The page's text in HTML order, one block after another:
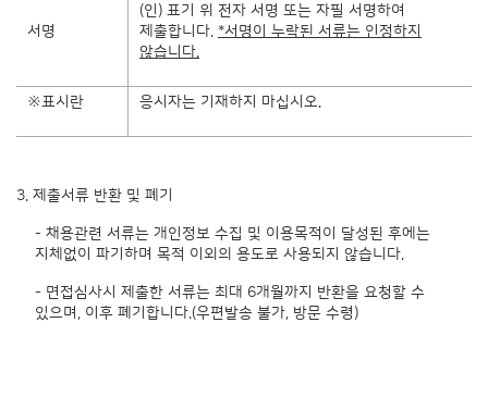
서명
(인) 표기 위 전자 서명 또는 자필 서명하여
제출합니다. *서명이 누락된 서류는 인정하지
않습니다.
※표시란 응시자는 기재하지 마십시오.
3. 제출서류 반환 및 폐기
- 채용관련 서류는 개인정보 수집 및 이용목적이 달성된 후에는
지체없이 파기하며 목적 이외의 용도로 사용되지 않습니다.
- 면접심사시 제출한 서류는 최대 6개월까지 반환을 요청할 수
있으며, 이후 폐기합니다.(우편발송 불가, 방문 수령)